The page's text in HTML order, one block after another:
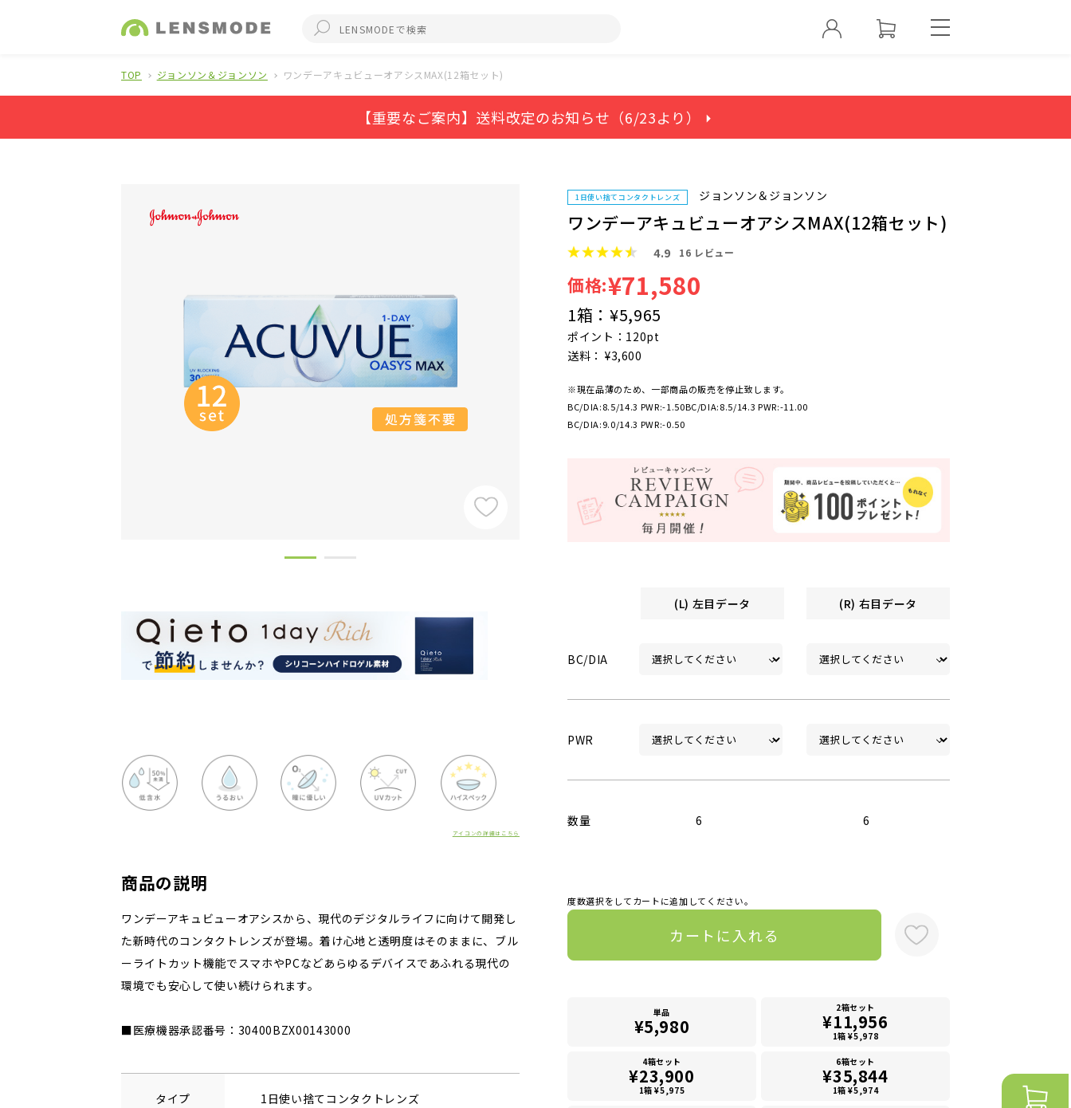
TOP ジョンソン＆ジョンソン ワンデーアキュビューオアシスMAX(12箱セット)
【重要なご案内】送料改定のお知らせ（6/23より） ⏵
アイコンの詳細はこちら
商品の説明
ワンデーアキュビューオアシスから、現代のデジタルライフに向けて開発し
た新時代のコンタクトレンズが登場。着け心地と透明度はそのままに、ブル
ーライトカット機能でスマホやPCなどあらゆるデバイスであふれる現代の
環境でも安心して使い続けられます。
■医療機器承認番号：30400BZX00143000
タイプ 1日使い捨てコンタクトレンズ
1日使い捨てコンタクトレンズ ジョンソン＆ジョンソン
ワンデーアキュビューオアシスMAX(12箱セット)
4.9 16 レビュー
価格:¥71,580
1箱： ¥5,965
ポイント：120pt
送料： ¥3,600
※現在品薄のため、一部商品の販売を停止致します。
BC/DIA:8.5/14.3 PWR:-1.50BC/DIA:8.5/14.3 PWR:-11.00
BC/DIA:9.0/14.3 PWR:-0.50
(L) 左目データ (R) 右目データ
BC/DIA
PWR
数量 6 6
度数選択をしてカートに追加してください。
カートに入れる
単品
¥5,980
2箱セット
¥11,956
1箱 ¥5,978
4箱セット
¥23,900
1箱 ¥5,975
6箱セット
¥35,844
1箱 ¥5,974